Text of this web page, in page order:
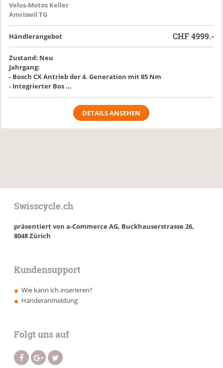
Velos-Motos Keller
Amriswil TG
Händlerangebot CHF4999.-
Zustand: Neu
Jahrgang:
- Bosch CX Antrieb der 4. Generation mit 85 Nm
- Integrierter Bos ...
DETAILS ANSEHEN
Swisscycle.ch
präsentiert von a-Commerce AG, Buckhauserstrasse 26,
8048 Zürich
Kundensupport
Wie kann ich inserieren?
Händeranmeldung
Folgt uns auf